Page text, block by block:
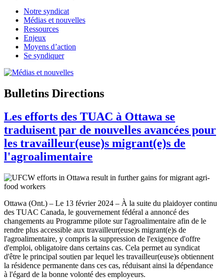
Notre syndicat
Médias et nouvelles
Ressources
Enjeux
Moyens d’action
Se syndiquer
Bulletins Directions
Les efforts des TUAC à Ottawa se
traduisent par de nouvelles avancées pour
les travailleur(euse)s migrant(e)s de
l'agroalimentaire
Ottawa (Ont.) – Le 13 février 2024 – À la suite du plaidoyer continu
des TUAC Canada, le gouvernement fédéral a annoncé des
changements au Programme pilote sur l'agroalimentaire afin de le
rendre plus accessible aux travailleur(euse)s migrant(e)s de
l'agroalimentaire, y compris la suppression de l'exigence d'offre
d'emploi, obligatoire dans certains cas. Cela permet au syndicat
d'être le principal soutien par lequel les travailleur(euse)s obtiennent
la résidence permanente dans ces cas, réduisant ainsi la dépendance
à l'égard de la bonne volonté des employeurs.